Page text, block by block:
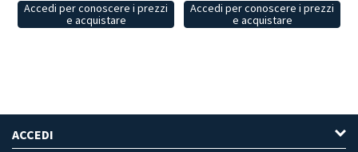
Accedi per conoscere i prezzi
e acquistare
Accedi per conoscere i prezzi
e acquistare
ACCEDI